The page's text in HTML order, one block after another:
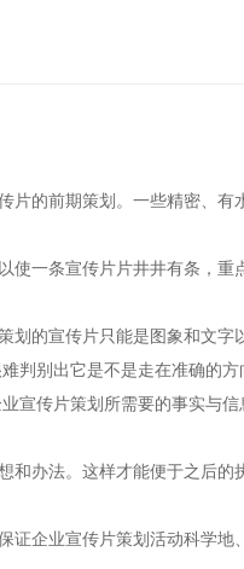
的前期策划。一些精密、有
一条宣传片片井井有条，重
的宣传片只能是图象和文字
判别出它是不是走在准确的方
传片策划所需要的事实与信
办法。这样才能便于之后的
企业宣传片策划活动科学地